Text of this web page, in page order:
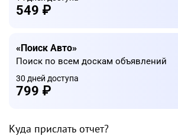
549 ₽
«Поиск Авто»
Поиск по всем доскам объявлений
30 дней доступа
799 ₽
Куда прислать отчет?